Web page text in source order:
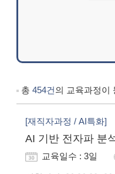
총 454건의 교육과정이
[재직자과정 / AI특화]
AI 기반 전자파 분
교육일수 : 3일